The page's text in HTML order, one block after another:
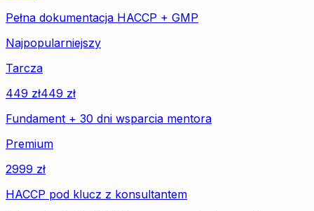
Pełna dokumentacja HACCP + GMP
Najpopularniejszy
Tarcza
449 zł449 zł
Fundament + 30 dni wsparcia mentora
Premium
2999 zł
HACCP pod klucz z konsultantem